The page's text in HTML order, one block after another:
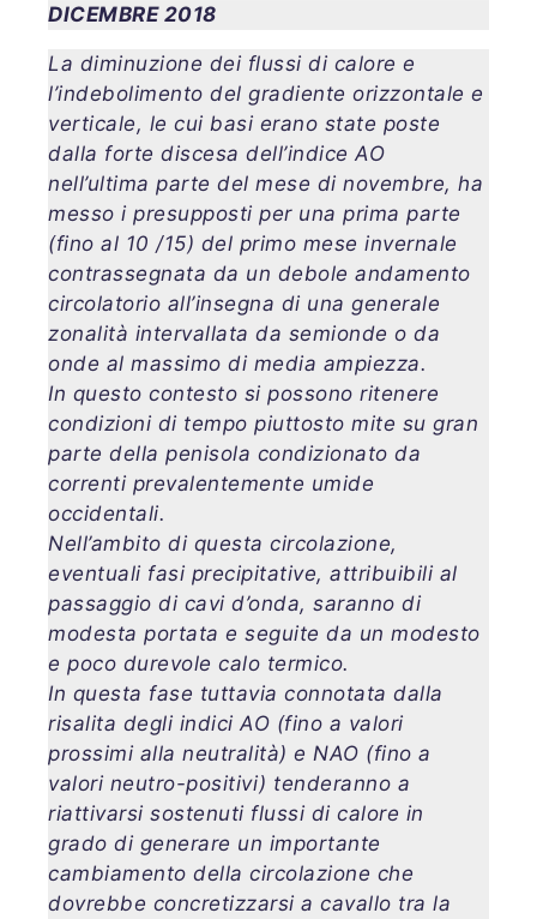
DICEMBRE 2018
La diminuzione dei flussi di calore e
l’indebolimento del gradiente orizzontale e
verticale, le cui basi erano state poste
dalla forte discesa dell’indice AO
nell’ultima parte del mese di novembre, ha
messo i presupposti per una prima parte
(fino al 10 /15) del primo mese invernale
contrassegnata da un debole andamento
circolatorio all’insegna di una generale
zonalità intervallata da semionde o da
onde al massimo di media ampiezza.
In questo contesto si possono ritenere
condizioni di tempo piuttosto mite su gran
parte della penisola condizionato da
correnti prevalentemente umide
occidentali.
Nell’ambito di questa circolazione,
eventuali fasi precipitative, attribuibili al
passaggio di cavi d’onda, saranno di
modesta portata e seguite da un modesto
e poco durevole calo termico.
In questa fase tuttavia connotata dalla
risalita degli indici AO (fino a valori
prossimi alla neutralità) e NAO (fino a
valori neutro-positivi) tenderanno a
riattivarsi sostenuti flussi di calore in
grado di generare un importante
cambiamento della circolazione che
dovrebbe concretizzarsi a cavallo tra la